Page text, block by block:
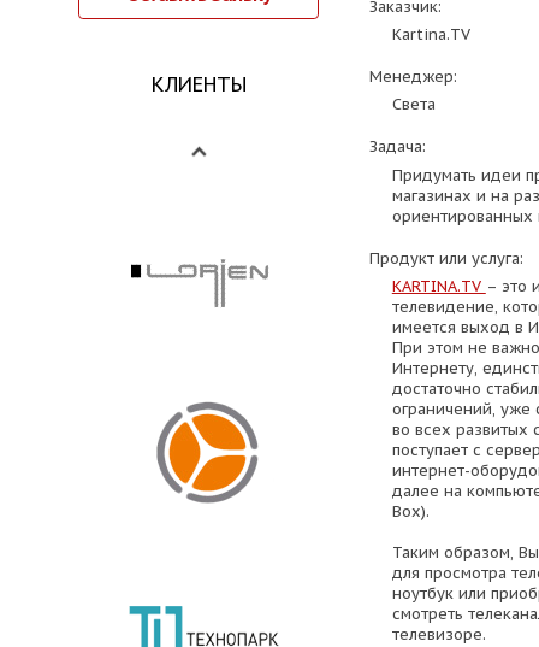
КЛИЕНТЫ
Заказчик:
Kartina.TV
Менеджер:
Света
Задача:
Придумать идеи
магазинах и на
ориентированных
Продукт или услуга:
KARTINA.TV – это
телевидение,
имеется выход в
При этом не
Интернету,
достаточно
ограничений, уже
во всех развитых
поступает с
интернет-
далее на
Box).
Таким образом,
для просмотра
ноутбук или
смотреть
телевизоре.